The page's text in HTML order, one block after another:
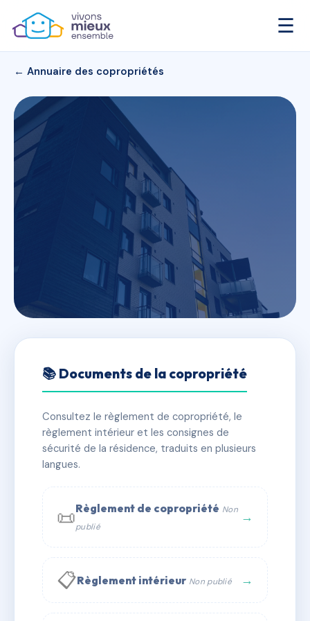
☰
← Annuaire des copropriétés
LOU CIGALOU
✓ Immatriculée 🏠 6 lots 🏗 1 bâtiment(s)
📞 Contacter Syndic Digital
📚 Documents de la copropriété
Consultez le règlement de copropriété, le
règlement intérieur et les consignes de
sécurité de la résidence, traduits en plusieurs
langues.
📜Règlement de copropriété Non
publié
→
📋Règlement intérieur Non publié →